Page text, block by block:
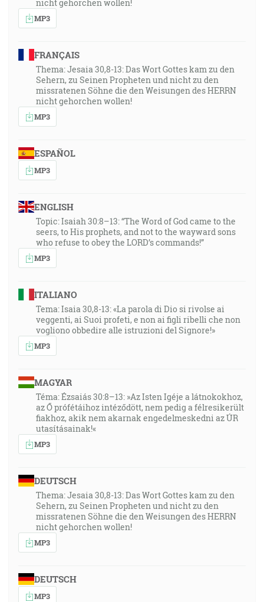
nicht gehorchen wollen!
MP3
FRANÇAIS
Thema: Jesaia 30,8-13: Das Wort Gottes kam zu den
Sehern, zu Seinen Propheten und nicht zu den
missratenen Söhne die den Weisungen des HERRN
nicht gehorchen wollen!
MP3
ESPAÑOL
MP3
ENGLISH
Topic: Isaiah 30:8–13: “The Word of God came to the
seers, to His prophets, and not to the wayward sons
who refuse to obey the LORD’s commands!”
MP3
ITALIANO
Tema: Isaia 30,8-13: «La parola di Dio si rivolse ai
veggenti, ai Suoi profeti, e non ai figli ribelli che non
vogliono obbedire alle istruzioni del Signore!»
MP3
MAGYAR
Téma: Ézsaiás 30:8–13: »Az Isten Igéje a látnokokhoz,
az Ő prófétáihoz intéződött, nem pedig a félresikerült
fiakhoz, akik nem akarnak engedelmeskedni az ÚR
utasításainak!«
MP3
DEUTSCH
Thema: Jesaia 30,8-13: Das Wort Gottes kam zu den
Sehern, zu Seinen Propheten und nicht zu den
missratenen Söhne die den Weisungen des HERRN
nicht gehorchen wollen!
MP3
DEUTSCH
MP3